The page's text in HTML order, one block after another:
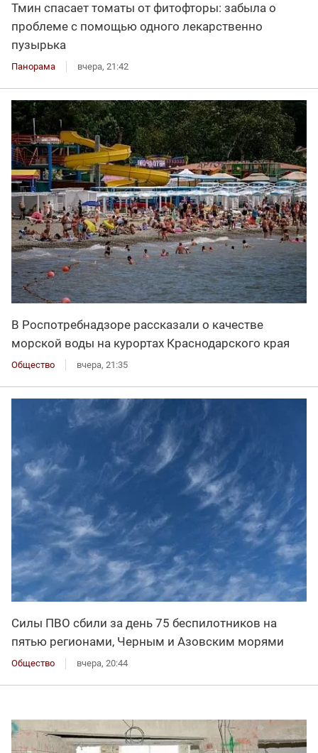
Тмин спасает томаты от фитофторы: забыла о
проблеме с помощью одного лекарственно
пузырька
Панорама вчера, 21:42
В Роспотребнадзоре рассказали о качестве
морской воды на курортах Краснодарского края
Общество вчера, 21:35
Силы ПВО сбили за день 75 беспилотников на
пятью регионами, Черным и Азовским морями
Общество вчера, 20:44